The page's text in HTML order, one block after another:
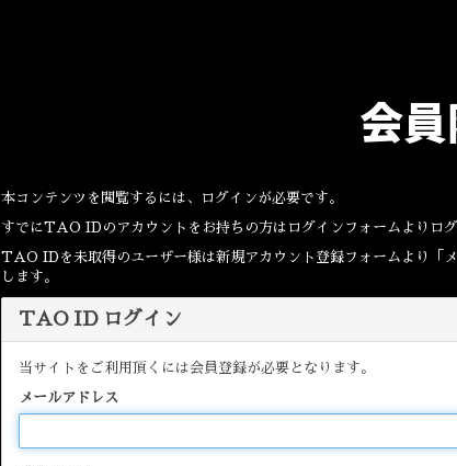
会
本コンテンツを閲覧するには、ログインが必要です。
すでにTAO IDのアカウントをお持ちの方はログインフォームよりログ
TAO IDを未取得のユーザー様は新規アカウント登録フォームより「
します。
TAO ID ログイン
当サイトをご利用頂くには会員登録が必要となります。
メールアドレス